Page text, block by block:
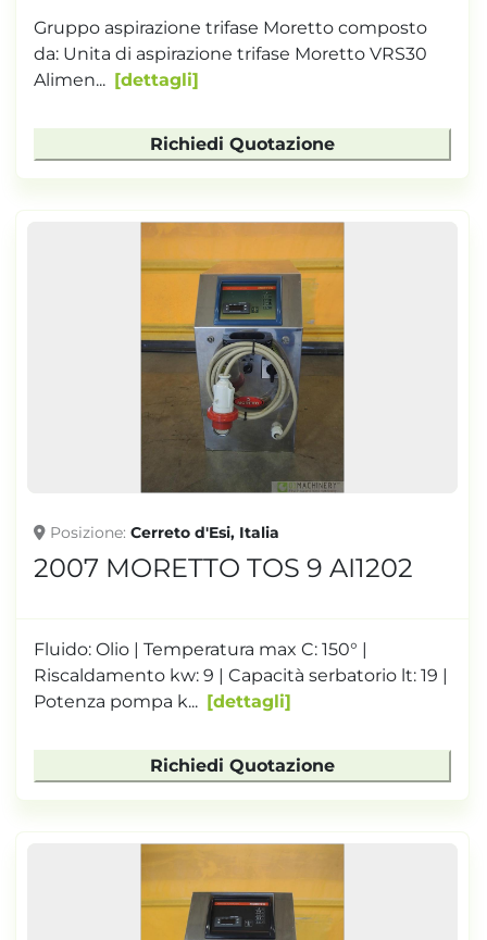
Gruppo aspirazione trifase Moretto composto
da: Unita di aspirazione trifase Moretto VRS30
Alimen...
dettagli
Richiedi Quotazione
Posizione Cerreto d'Esi, Italia
2007 MORETTO TOS 9 AI1202
Fluido: Olio | Temperatura max C: 150° |
Riscaldamento kw: 9 | Capacità serbatorio lt: 19 |
Potenza pompa k...
dettagli
Richiedi Quotazione